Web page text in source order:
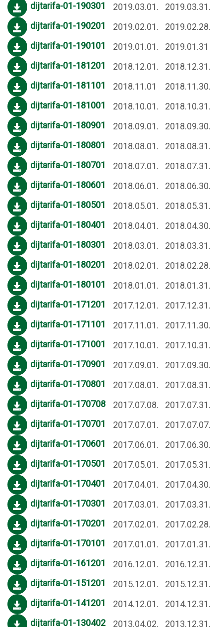
dijtarifa-01-190301
2019.03.01.
2019.03.31.
dijtarifa-01-190201
2019.02.01.
2019.02.28.
dijtarifa-01-190101
2019.01.01.
2019.01.31
dijtarifa-01-181201
2018.12.01.
2018.12.31.
dijtarifa-01-181101
2018.11.01
2018.11.30.
dijtarifa-01-181001
2018.10.01.
2018.10.31.
dijtarifa-01-180901
2018.09.01.
2018.09.30.
dijtarifa-01-180801
2018.08.01.
2018.08.31.
dijtarifa-01-180701
2018.07.01.
2018.07.31.
dijtarifa-01-180601
2018.06.01.
2018.06.30.
dijtarifa-01-180501
2018.05.01.
2018.05.31.
dijtarifa-01-180401
2018.04.01.
2018.04.30.
dijtarifa-01-180301
2018.03.01.
2018.03.31.
dijtarifa-01-180201
2018.02.01.
2018.02.28.
dijtarifa-01-180101
2018.01.01.
2018.01.31.
dijtarifa-01-171201
2017.12.01.
2017.12.31.
dijtarifa-01-171101
2017.11.01.
2017.11.30.
dijtarifa-01-171001
2017.10.01.
2017.10.31.
dijtarifa-01-170901
2017.09.01.
2017.09.30.
dijtarifa-01-170801
2017.08.01.
2017.08.31.
dijtarifa-01-170708
2017.07.08.
2017.07.31.
dijtarifa-01-170701
2017.07.01.
2017.07.07.
dijtarifa-01-170601
2017.06.01.
2017.06.30.
dijtarifa-01-170501
2017.05.01.
2017.05.31.
dijtarifa-01-170401
2017.04.01.
2017.04.30.
dijtarifa-01-170301
2017.03.01.
2017.03.31.
dijtarifa-01-170201
2017.02.01.
2017.02.28.
dijtarifa-01-170101
2017.01.01.
2017.01.31.
dijtarifa-01-161201
2016.12.01.
2016.12.31.
dijtarifa-01-151201
2015.12.01.
2015.12.31.
dijtarifa-01-141201
2014.12.01.
2014.12.31.
dijtarifa-01-130402
2013.04.02. 2013.12.31.